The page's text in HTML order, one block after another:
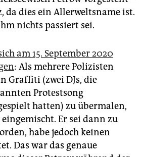
da dies ein Allerweltsname ist.
nichts passiert sei.
am 15. September 2020
: Als mehrere Polizisten
Graffiti (zwei DJs, die
Protestsong
hatten) zu übermalen,
Er sei dann zu
habe jedoch keinen
Das war das genaue